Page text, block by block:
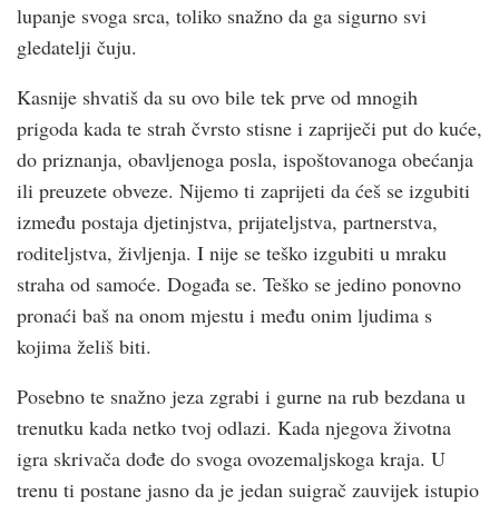
lupanje svoga srca, toliko snažno da ga sigurno svi
gledatelji čuju.
Kasnije shvatiš da su ovo bile tek prve od mnogih
prigoda kada te strah čvrsto stisne i zapriječi put do kuće,
do priznanja, obavljenoga posla, ispoštovanoga obećanja
ili preuzete obveze. Nijemo ti zaprijeti da ćeš se izgubiti
između postaja djetinjstva, prijateljstva, partnerstva,
roditeljstva, življenja. I nije se teško izgubiti u mraku
straha od samoće. Događa se. Teško se jedino ponovno
pronaći baš na onom mjestu i među onim ljudima s
kojima želiš biti.
Posebno te snažno jeza zgrabi i gurne na rub bezdana u
trenutku kada netko tvoj odlazi. Kada njegova životna
igra skrivača dođe do svoga ovozemaljskoga kraja. U
trenu ti postane jasno da je jedan suigrač zauvijek istupio